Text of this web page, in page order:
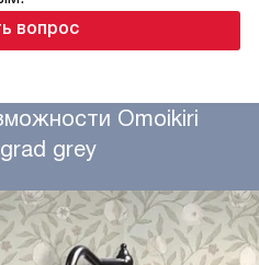
вопрос
Omoikiri
grey